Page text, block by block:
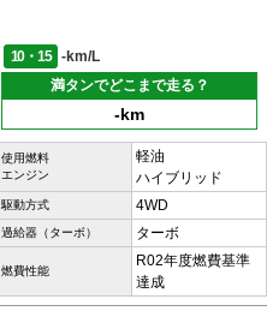
10・15
-km/L
満タンでどこまで走る？
-km
使用燃料
エンジン
軽油
ハイブリッド
駆動方式 4WD
過給器（ターボ） ターボ
燃費性能
R02年度燃費基準
達成